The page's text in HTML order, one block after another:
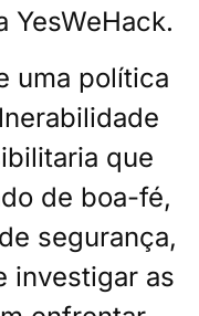
YesWeHack.
uma política
que
de boa-fé,
segurança,
investigar as